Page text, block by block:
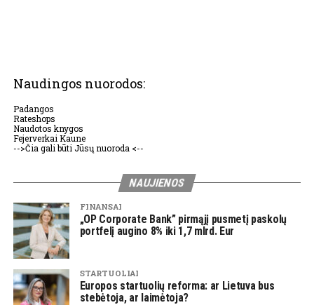
Naudingos nuorodos:
Padangos
Rateshops
Naudotos knygos
Fejerverkai Kaune
-->Čia gali būti Jūsų nuoroda <--
NAUJIENOS
FINANSAI
„OP Corporate Bank” pirmąjį pusmetį paskolų
portfelį augino 8% iki 1,7 mlrd. Eur
STARTUOLIAI
Europos startuolių reforma: ar Lietuva bus
stebėtoja, ar laimėtoja?